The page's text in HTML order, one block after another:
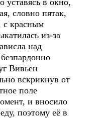
уставясь в окно,
словно пятак,
с красным
из-за
над
Вивьен
вскрикнув от
поле
и вносило
поэтому её в